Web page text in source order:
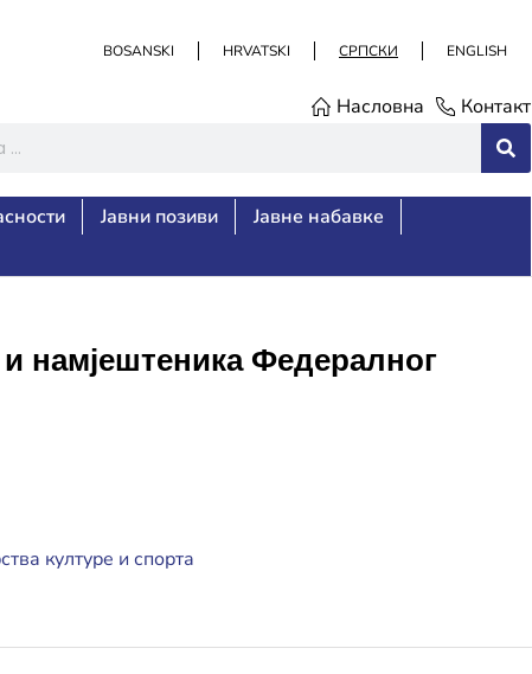
BOSANSKI HRVATSKI СРПСКИ ENGLISH
Насловна Контакт
Јавни позиви
Јавне набавке
намјештеника Федералног
културе и спорта